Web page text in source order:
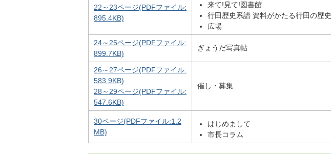
22～23ページ(PDFファイル:
895.4KB)
来て!見て!図書館
行田歴史系譜 資料がかたる行田の歴史
広場
24～25ページ(PDFファイル:
899.7KB)
ぎょうだ写真帖
26～27ページ(PDFファイル:
583.9KB)
28～29ページ(PDFファイル:
547.6KB)
催し・募集
30ページ(PDFファイル:1.2
MB)
はじめまして
市長コラム